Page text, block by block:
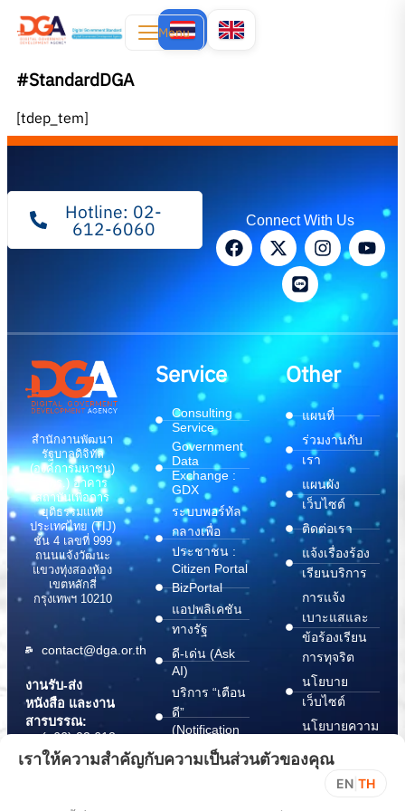
Menu
#StandardDGA
[tdep_tem]
Hotline: 02-
612-6060 Connect With Us
สำนักงานพัฒนา
รัฐบาลดิจิทัล
(องค์การมหาชน)
(สพร.) อาคาร
สถาบันเพื่อการ
ยุติธรรมแห่ง
ประเทศไทย (TIJ)
ชั้น 4 เลขที่ 999
ถนนแจ้งวัฒนะ
แขวงทุ่งสองห้อง
เขตหลักสี่
กรุงเทพฯ 10210
contact@dga.or.th
งานรับ-ส่ง
หนังสือ และงาน
สารบรรณ:
(+66) 02 612
6000
saraban@dga.or.th
Service
Consulting
Service
Government
Data
Exchange :
GDX
ระบบพอร์ทัล
กลางเพื่อ
ประชาชน :
Citizen Portal
BizPortal
แอปพลิเคชัน
ทางรัฐ
ดี-เด่น (Ask
AI)
บริการ “เตือน
ดี”
(Notification
บริการ
Other
แผนที่
ร่วมงานกับ
เรา
แผนผัง
เว็บไซต์
ติดต่อเรา
แจ้งเรื่องร้อง
เรียนบริการ
การแจ้ง
เบาะแสและ
ข้อร้องเรียน
การทุจริต
นโยบาย
เว็บไซต์
นโยบายความ
ปลอดภัย
สารสนเทศ
เราให้ความสำคัญกับความเป็นส่วนตัวของคุณ
EN TH